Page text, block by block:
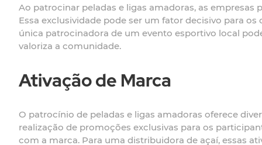
Ao patrocinar peladas e ligas amadoras, as
Essa exclusividade pode ser um fator decisivo para
única patrocinadora de um evento esportivo local
valoriza a comunidade.
Ativação de Marca
O patrocínio de peladas e ligas amadoras oferece
realização de promoções exclusivas para os
com a marca. Para uma distribuidora de açaí, essas